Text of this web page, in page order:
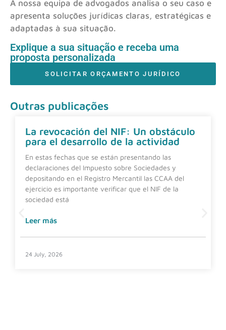
A nossa equipa de advogados analisa o seu caso e
apresenta soluções jurídicas claras, estratégicas e
adaptadas à sua situação.
Explique a sua situação e receba uma
proposta personalizada
SOLICITAR ORÇAMENTO JURÍDICO
Outras publicações
La revocación del NIF: Un obstáculo
para el desarrollo de la actividad
En estas fechas que se están presentando las
declaraciones del Impuesto sobre Sociedades y
depositando en el Registro Mercantil las CCAA del
ejercicio es importante verificar que el NIF de la
sociedad está
Leer más
24 July, 2026